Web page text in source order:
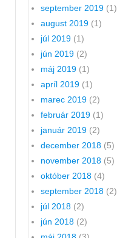
september 2019 (1)
august 2019 (1)
júl 2019 (1)
jún 2019 (2)
máj 2019 (1)
apríl 2019 (1)
marec 2019 (2)
február 2019 (1)
január 2019 (2)
december 2018 (5)
november 2018 (5)
október 2018 (4)
september 2018 (2)
júl 2018 (2)
jún 2018 (2)